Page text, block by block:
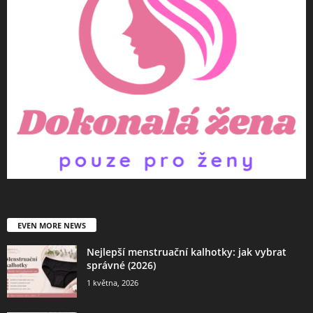
EVEN MORE NEWS
Nejlepší menstruační kalhotky: jak vybrat
správné (2026)
1 května, 2026